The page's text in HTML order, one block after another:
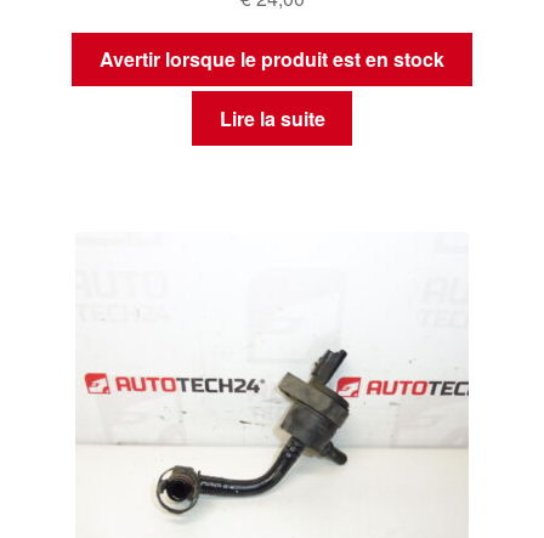
Avertir lorsque le produit est en stock
Lire la suite